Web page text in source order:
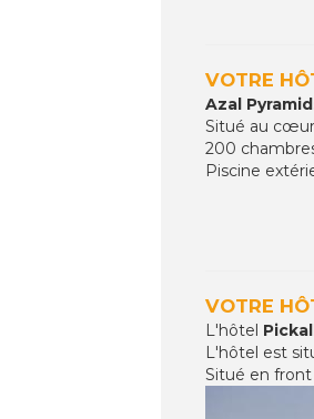
VOTRE
Azal
Situé au cœur
200
Piscine
VOTRE
L'hôtel
L'hôtel est
Situé en